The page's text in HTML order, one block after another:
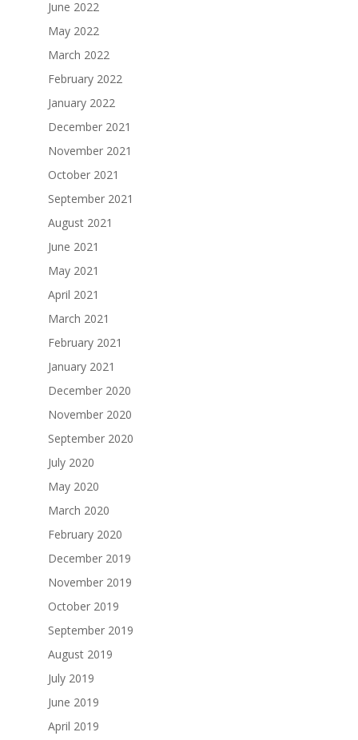
June 2022
May 2022
March 2022
February 2022
January 2022
December 2021
November 2021
October 2021
September 2021
August 2021
June 2021
May 2021
April 2021
March 2021
February 2021
January 2021
December 2020
November 2020
September 2020
July 2020
May 2020
March 2020
February 2020
December 2019
November 2019
October 2019
September 2019
August 2019
July 2019
June 2019
April 2019